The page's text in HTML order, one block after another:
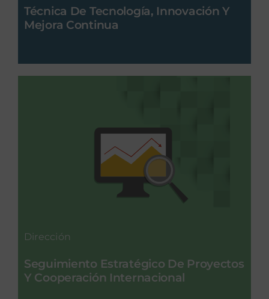
Técnica De Tecnología, Innovación Y
Mejora Continua
Dirección
Seguimiento Estratégico De Proyectos
Y Cooperación Internacional